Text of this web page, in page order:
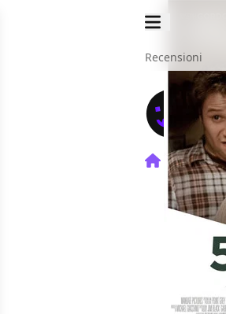
Recensioni
Home